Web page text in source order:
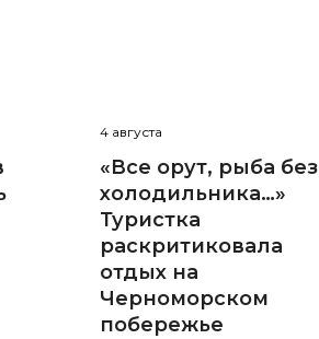
4 августа
«Все орут, рыба без
холодильника…»
Туристка
раскритиковала
отдых на
Черноморском
побережье